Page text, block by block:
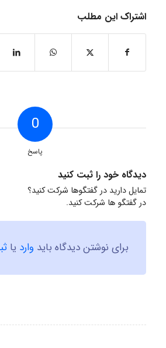
اشتراک این مطلب
0
پاسخ
دیدگاه خود را ثبت کنید
تمایل دارید در گفتگوها شرکت کنید؟
در گفتگو ها شرکت کنید.
برای نوشتن دیدگاه باید وارد یا